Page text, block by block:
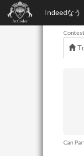
Indeedなう
Can